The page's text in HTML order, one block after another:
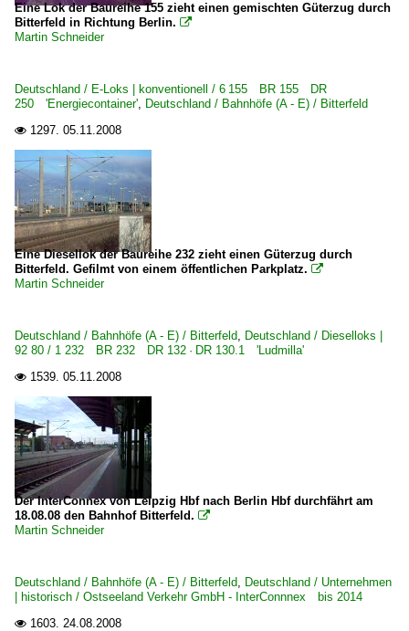
Eine Lok der Baureihe 155 zieht einen gemischten Güterzug durch
Bitterfeld in Richtung Berlin. 
Martin Schneider
Deutschland / E-Loks | konventionell / 6 155 BR 155 DR
250 'Energiecontainer', Deutschland / Bahnhöfe (A - E) / Bitterfeld
 1297. 05.11.2008
Eine Diesellok der Baureihe 232 zieht einen Güterzug durch
Bitterfeld. Gefilmt von einem öffentlichen Parkplatz. 
Martin Schneider
Deutschland / Bahnhöfe (A - E) / Bitterfeld, Deutschland / Dieselloks |
92 80 / 1 232 BR 232 DR 132 · DR 130.1 'Ludmilla'
 1539. 05.11.2008
Der InterConnex von Leipzig Hbf nach Berlin Hbf durchfährt am
18.08.08 den Bahnhof Bitterfeld. 
Martin Schneider
Deutschland / Bahnhöfe (A - E) / Bitterfeld, Deutschland / Unternehmen
| historisch / Ostseeland Verkehr GmbH - InterConnnex bis 2014
 1603. 24.08.2008